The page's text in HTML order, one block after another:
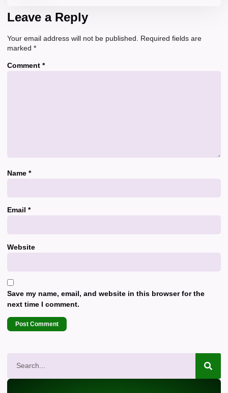
Leave a Reply
Your email address will not be published.
Required fields are
marked *
Comment *
Name *
Email *
Website
Save my name, email, and website in this browser for the
next time I comment.